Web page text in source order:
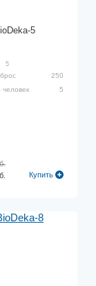
5
5
250
человек
5
Купить